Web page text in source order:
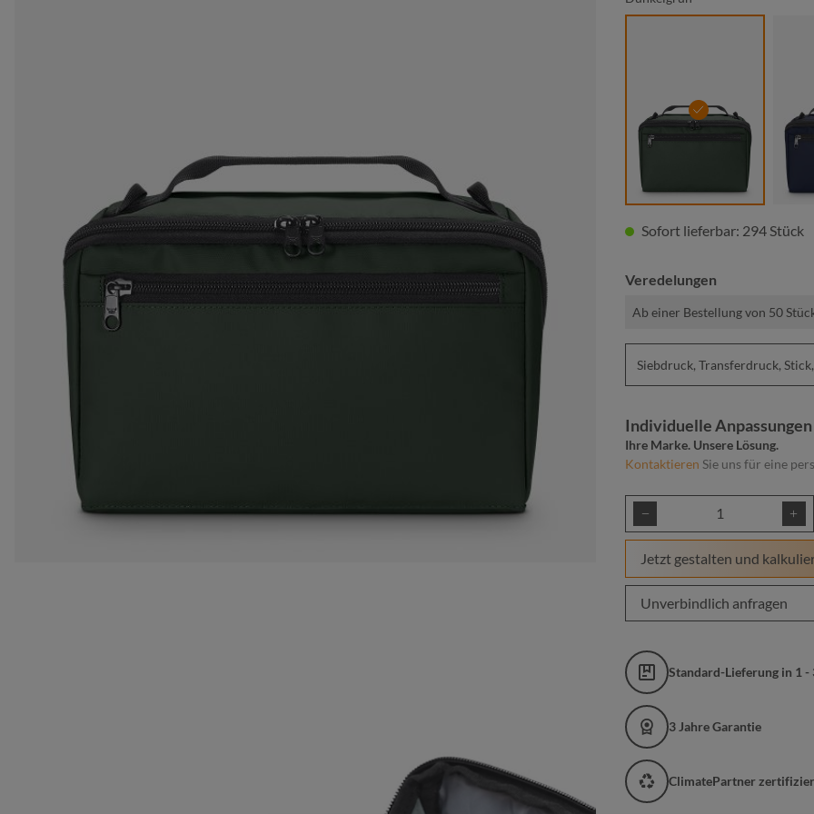
dunkelgrün
Sofort lieferbar: 294 Stück
Veredelungen
Ab einer Bestellung von 50
Siebdruck, Transferdruck,
Individuelle Anpassungen
Ihre Marke. Unsere Lösung.
Kontaktieren Sie uns für eine
Produkt Anzahl:
Jetzt gestalten und
Unverbindlich anfragen
Standard-Lieferung in 1 -
3 Jahre Garantie
ClimatePartner